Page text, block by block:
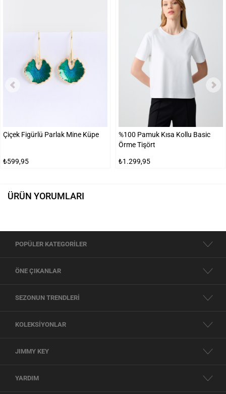
Çiçek Figürlü Parlak Mine Küpe
₺599,95
%100 Pamuk Kısa Kollu Basic
Örme Tişört
₺1.299,95
ÜRÜN YORUMLARI
POPÜLER KATEGORİLER
ÖNE ÇIKANLAR
SEZONUN TRENDLERİ
KOLEKSİYONLAR
JIMMY KEY
YARDIM